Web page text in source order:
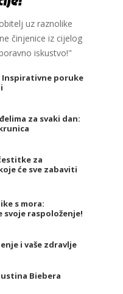
uz raznolike
činjenice iz cijelog
iskustvo!"
Inspirativne poruke
za svaki dan:
za
će sve zabaviti
s mora:
svoje raspoloženje!
i vaše zdravlje
Biebera